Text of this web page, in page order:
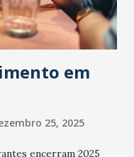
em
25, 2025
encerram 2025